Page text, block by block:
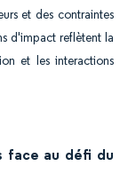
et des contraintes
d'impact reflètent la
et les interactions
face au défi du